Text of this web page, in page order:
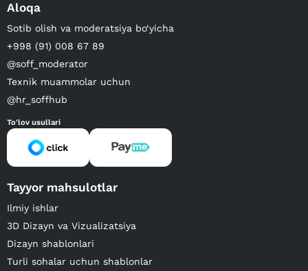
Aloqa
Sotib olish va moderatsiya bo‘yicha
+998 (91) 008 67 89
@soff_moderator
Texnik muammolar uchun
@hr_soffhub
To'lov usullari
Tayyor mahsulotlar
Ilmiy ishlar
3D Dizayn va Vizualizatsiya
Dizayn shablonlari
Turli sohalar uchun shablonlar